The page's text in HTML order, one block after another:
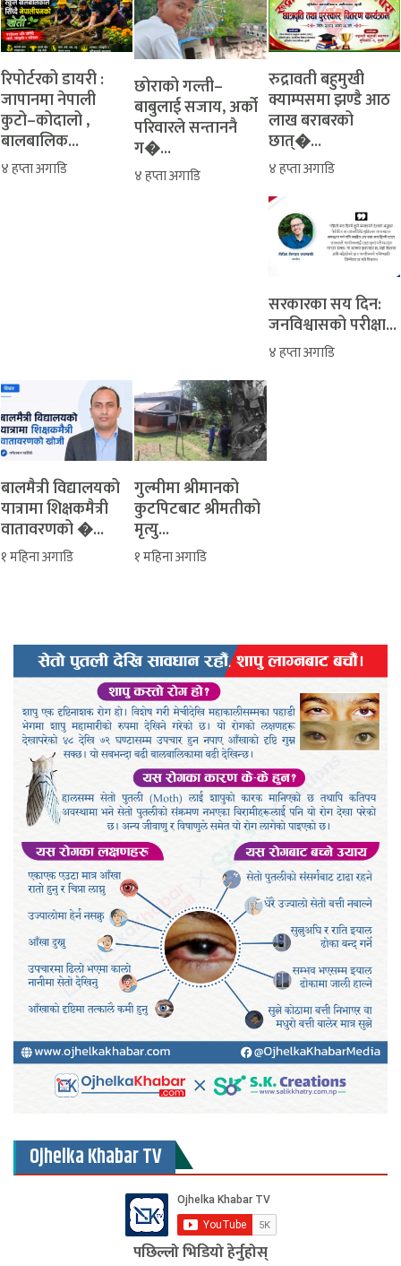
रिपोर्टरको डायरी :
जापानमा नेपाली
कुटो–कोदालो ,
बालबालिक...
४ हप्ता अगाडि
‎​छोराको गल्ती–
बाबुलाई सजाय, अर्को
परिवारले सन्ताननै
ग�...
४ हप्ता अगाडि
रुद्रावती बहुमुखी
क्याम्पसमा झण्डै आठ
लाख बराबरको
छात्�...
४ हप्ता अगाडि
सरकारका सय दिन:
जनविश्वासको परीक्षा...
४ हप्ता अगाडि
बालमैत्री विद्यालयको
यात्रामा शिक्षकमैत्री
वातावरणको �...
१ महिना अगाडि
‎गुल्मीमा श्रीमानको
कुटपिटबाट श्रीमतीको
मृत्यु...
१ महिना अगाडि
Ojhelka Khabar TV
पछिल्लो भिडियो हेर्नुहोस्